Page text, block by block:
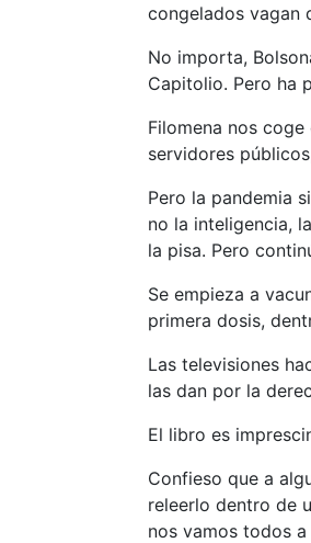
congelados vagan
No importa,
Capitolio. Pero ha
Filomena nos
servidores
Pero la pandemia
no la inteligencia,
la pisa. Pero
Se empieza a
primera dosis,
Las televisiones
las dan por la
El libro es
Confieso que a
releerlo dentro de
nos vamos todos